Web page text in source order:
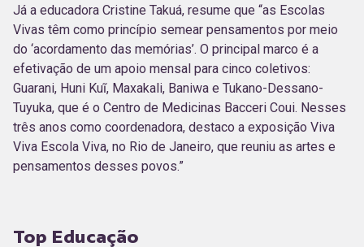
Já a educadora Cristine Takuá, resume que “as Escolas
Vivas têm como princípio semear pensamentos por meio
do ‘acordamento das memórias’. O principal marco é a
efetivação de um apoio mensal para cinco coletivos:
Guarani, Huni Kuĩ, Maxakali, Baniwa e Tukano-Dessano-
Tuyuka, que é o Centro de Medicinas Bacceri Coui. Nesses
três anos como coordenadora, destaco a exposição Viva
Viva Escola Viva, no Rio de Janeiro, que reuniu as artes e
pensamentos desses povos.”
Top Educação